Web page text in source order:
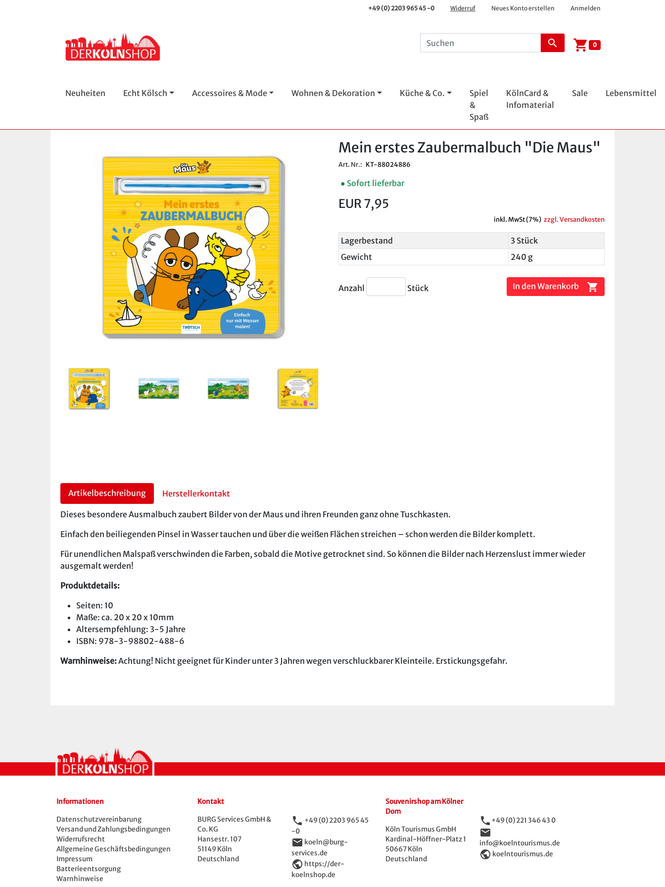
+49 (0) 2203 965 45 -0 Widerruf Neues Konto erstellen Anmelden
search shopping_cart 0
Neuheiten Echt Kölsch Accessoires & Mode Wohnen & Dekoration Küche & Co.
Spiel
&
Spaß
KölnCard &
Infomaterial
Sale Lebensmittel
Mein erstes Zaubermalbuch "Die Maus"
Art. Nr.: KT-88024886
● Sofort lieferbar
EUR 7,95
inkl. MwSt (7%) zzgl. Versandkosten
Lagerbestand
3 Stück
Gewicht
240 g
Anzahl Stück In den Warenkorb shopping_cart
Artikelbeschreibung Herstellerkontakt
Dieses besondere Ausmalbuch zaubert Bilder von der Maus und ihren Freunden ganz ohne Tuschkasten.
Einfach den beiliegenden Pinsel in Wasser tauchen und über die weißen Flächen streichen – schon werden die Bilder komplett.
Für unendlichen Malspaß verschwinden die Farben, sobald die Motive getrocknet sind. So können die Bilder nach Herzenslust immer wieder
ausgemalt werden!
Produktdetails:
Seiten: 10
Maße: ca. 20 x 20 x 10mm
Altersempfehlung: 3-5 Jahre
ISBN: 978-3-98802-488-6
Warnhinweise:Achtung! Nicht geeignet für Kinder unter 3 Jahren wegen verschluckbarer Kleinteile. Erstickungsgefahr.
Informationen
Datenschutzvereinbarung
Versand und Zahlungsbedingungen
Widerrufsrecht
Allgemeine Geschäftsbedingungen
Impressum
Batterieentsorgung
Warnhinweise
Kontakt
BURG Services GmbH &
Co. KG
Hansestr. 107
51149 Köln
Deutschland
phone +49 (0) 2203 965 45
-0
email koeln@burg-
services.de
public https://der-
koelnshop.de
Souvenirshop am Kölner
Dom
Köln Tourismus GmbH
Kardinal-Höffner-Platz 1
50667 Köln
Deutschland
phone +49 (0) 221 346 43 0
email
info@koelntourismus.de
public koelntourismus.de